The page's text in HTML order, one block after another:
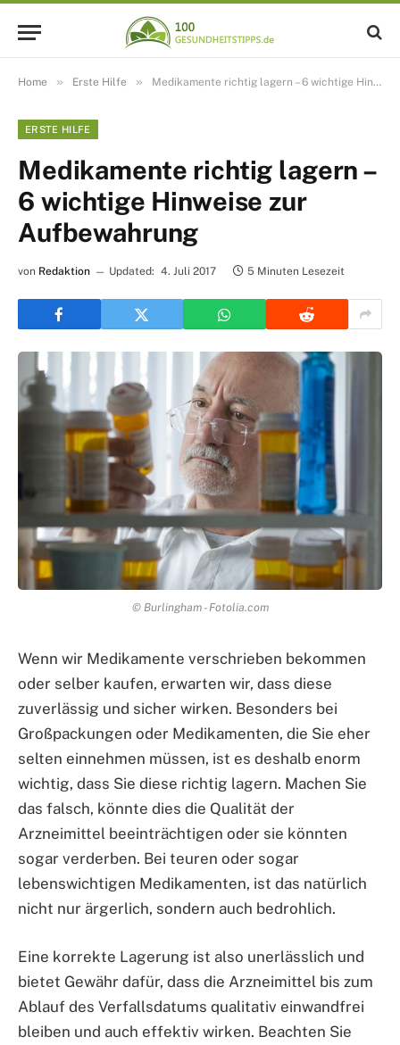
Home » Erste Hilfe » Medikamente richtig lagern – 6 wichtige Hinweise zur Aufbewahrung
ERSTE HILFE
Medikamente richtig lagern –
6 wichtige Hinweise zur
Aufbewahrung
von Redaktion Updated: 4. Juli 2017 5 Minuten Lesezeit
© Burlingham - Fotolia.com
Wenn wir Medikamente verschrieben bekommen
oder selber kaufen, erwarten wir, dass diese
zuverlässig und sicher wirken. Besonders bei
Großpackungen oder Medikamenten, die Sie eher
selten einnehmen müssen, ist es deshalb enorm
wichtig, dass Sie diese richtig lagern. Machen Sie
das falsch, könnte dies die Qualität der
Arzneimittel beeinträchtigen oder sie könnten
sogar verderben. Bei teuren oder sogar
lebenswichtigen Medikamenten, ist das natürlich
nicht nur ärgerlich, sondern auch bedrohlich.
Eine korrekte Lagerung ist also unerlässlich und
bietet Gewähr dafür, dass die Arzneimittel bis zum
Ablauf des Verfallsdatums qualitativ einwandfrei
bleiben und auch effektiv wirken. Beachten Sie